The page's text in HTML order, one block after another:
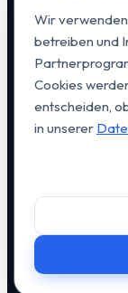
vorbehalten. |
Wir
betreiben und
Cookies
entscheiden,
in unserer